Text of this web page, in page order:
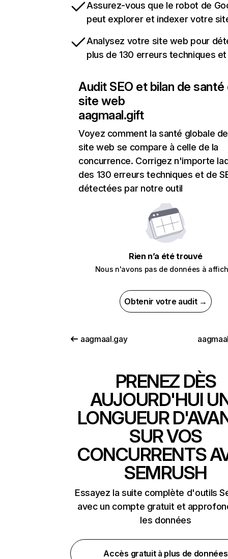
Assurez-vous que le robot de
peut explorer et indexer votre
Analysez votre site web pour
plus de 130 erreurs techniques et
Audit SEO et bilan de santé
site web
aagmaal.gift
Voyez comment la santé globale
site web se compare à celle de la
concurrence. Corrigez n'importe
des 130 erreurs techniques et de
détectées par notre outil
Rien n’a été trouvé
Nous n'avons pas de données à
Obtenir votre audit →
aagmaal.gay
PRENEZ DÈS
AUJOURD'HUI
LONGUEUR
SUR VOS
CONCURRENTS
SEMRUSH
Essayez la suite complète d'outils
avec un compte gratuit et
les données
Accès gratuit à plus de données